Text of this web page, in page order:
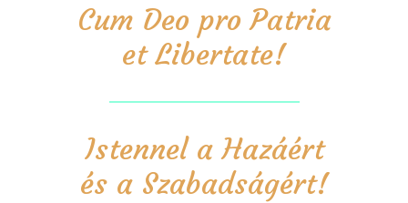
Cum Deo pro Patria
et Libertate!
Istennel a Hazáért
és a Szabadságért!